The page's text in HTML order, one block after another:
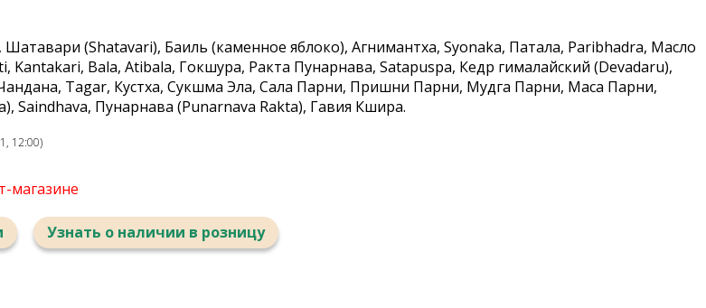
(Shatavari), Баиль (каменное яблоко), Агнимантха, Syonaka, Патала, Paribhadra, Масло
Kantakari, Bala, Atibala, Гокшура, Ракта Пунарнава, Satapuspa, Кедр гималайский (Devadaru),
Tagar, Кустха, Сукшма Эла, Сала Парни, Пришни Парни, Мудга Парни, Маса Парни,
Saindhava, Пунарнава (Punarnava Rakta), Гавия Кшира.
12:00)
магазине
Узнать о наличии в розницу